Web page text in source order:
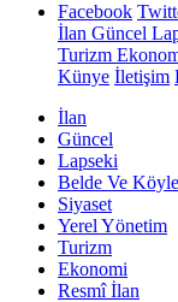
Facebook
İlan Güncel
Turizm
Künye İletişim
İlan
Güncel
Lapseki
Belde Ve
Siyaset
Yerel Yönetim
Turizm
Ekonomi
Resmî İlan